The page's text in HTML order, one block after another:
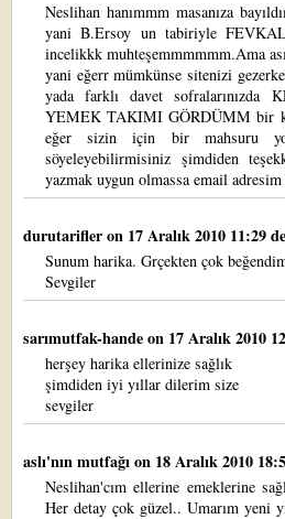
Neslihan hanımmm masanıza
yani B.Ersoy un tabiriyle
incelikkk muhteşemmmmmm.Ama
yani eğerr mümkünse sitenizi
yada farklı davet
YEMEK TAKIMI GÖRDÜMM bir
eğer sizin için bir mahsuru
söyeleyebilirmisiniz şimdiden
yazmak uygun olmassa email
durutarifleron 17 Aralık 2010 11:29
Sunum harika. Grçekten çok
Sevgiler
sarımutfak-handeon 17 Aralık 2010
herşey harika ellerinize sağlık
şimdiden iyi yıllar dilerim size
sevgiler
aslı'nın mutfağıon 18 Aralık 2010
Neslihan'cım ellerine emeklerine
Her detay çok güzel.. Umarım yeni